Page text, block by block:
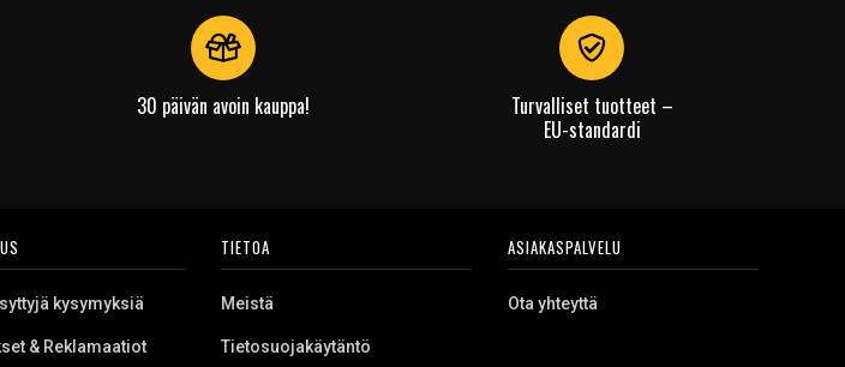
30 päivän avoin kauppa!
Turvalliset tuotteet –
EU-standardi
kysymyksiä
& Reklamaatiot
TIETOA
Meistä
Tietosuojakäytäntö
ASIAKASPALVELU
Ota yhteyttä